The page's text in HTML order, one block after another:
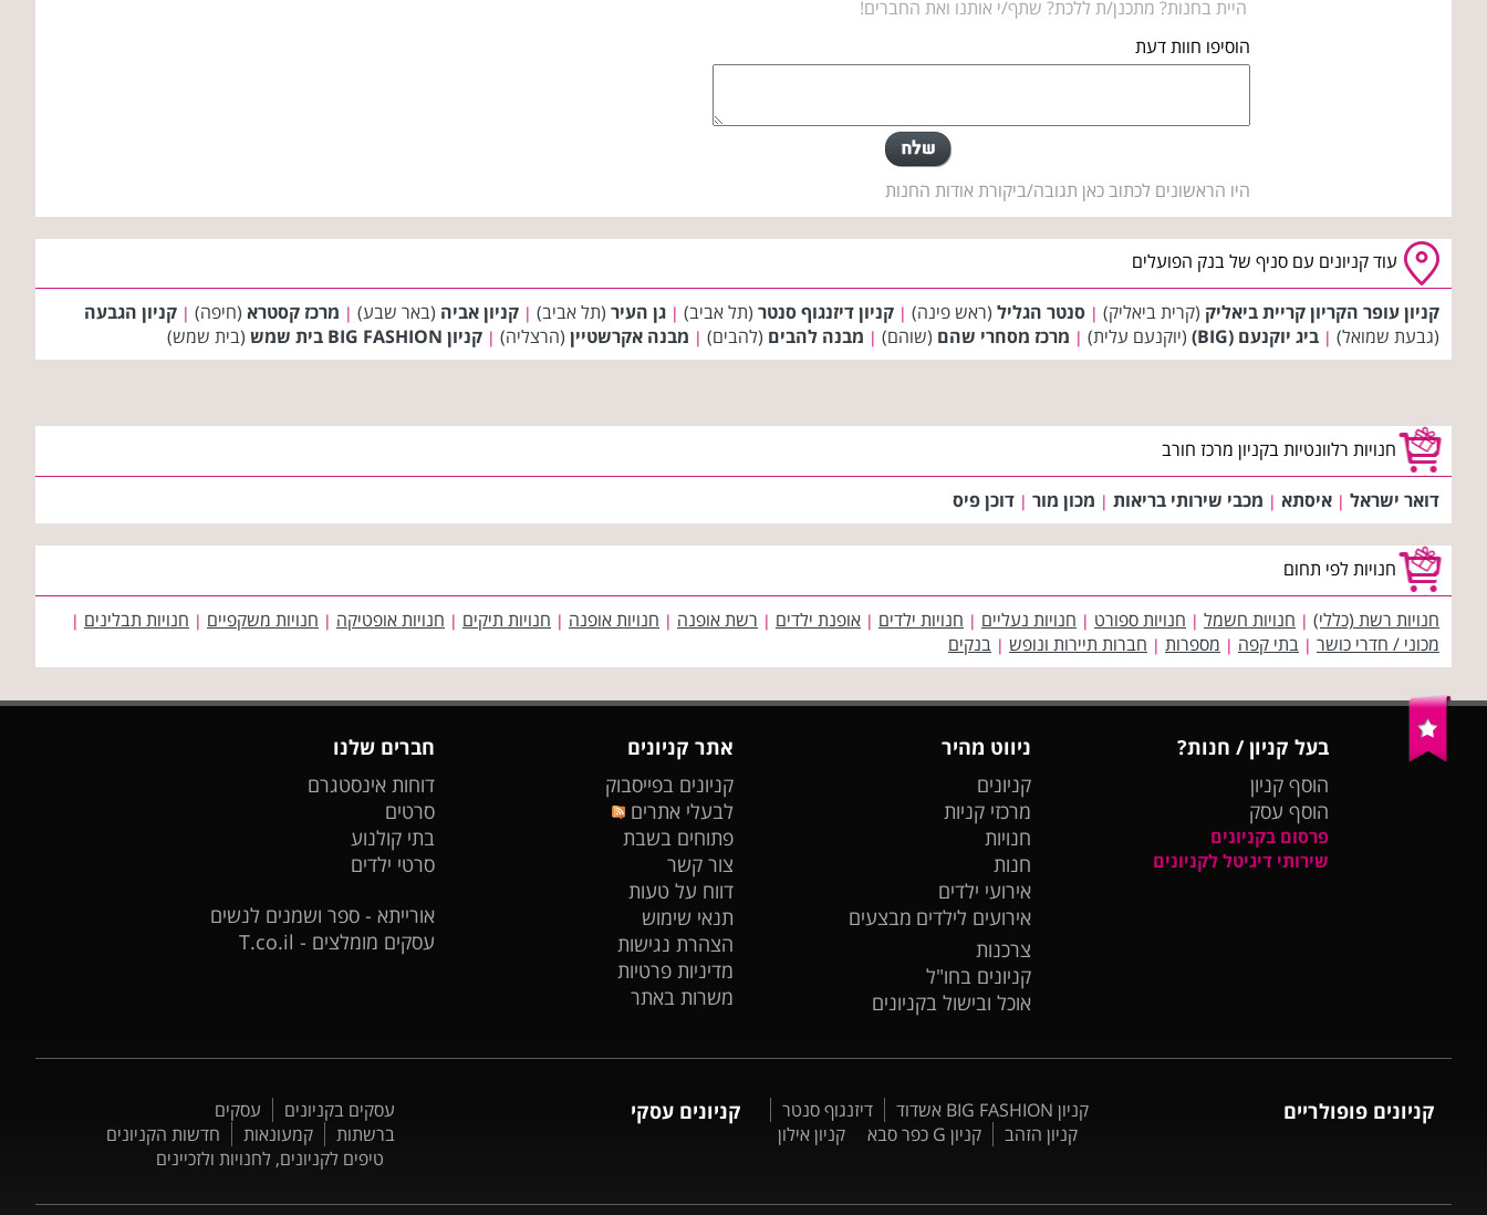
היית בחנות? מתכנן/ת ללכת? שתף/י אותנו ואת החברים!
הוסיפו חוות דעת
היו הראשונים לכתוב כאן תגובה/ביקורת אודות החנות
עוד קניונים עם סניף של בנק הפועלים
קניון עופר הקריון קריית ביאליק (קרית ביאליק) | סנטר הגליל (ראש פינה) | קניון דיזנגוף סנטר (תל אביב) | גן העיר (תל אביב) | קניון אביה (באר שבע) | מרכז קסטרא (חיפה) | קניון הגבעה
(גבעת שמואל) | ביג יוקנעם (BIG) (יוקנעם עלית) | מרכז מסחרי שהם (שוהם) | מבנה להבים (להבים) | מבנה אקרשטיין (הרצליה) | קניון BIG FASHION בית שמש (בית שמש)
חנויות רלוונטיות בקניון מרכז חורב
דואר ישראל | איסתא | מכבי שירותי בריאות | מכון מור | דוכן פיס
חנויות לפי תחום
חנויות רשת (כללי) | חנויות חשמל | חנויות ספורט | חנויות נעליים | חנויות ילדים | אופנת ילדים | רשת אופנה | חנויות אופנה | חנויות תיקים | חנויות אופטיקה | חנויות משקפיים | חנויות תבלינים |
מכוני / חדרי כושר | בתי קפה | מספרות | חברות תיירות ונופש | בנקים
בעל קניון / חנות?
הוסף קניון
הוסף עסק
פרסום בקניונים
שירותי דיגיטל לקניונים
ניווט מהיר
קניונים
מרכזי קניות
חנויות
חנות
אירועי ילדים
אירועים לילדים מבצעים
צרכנות
קניונים בחו"ל
אוכל ובישול בקניונים
אתר קניונים
קניונים בפייסבוק
לבעלי אתרים
פתוחים בשבת
צור קשר
דווח על טעות
תנאי שימוש
הצהרת נגישות
מדיניות פרטיות
משרות באתר
חברים שלנו
דוחות אינסטגרם
סרטים
בתי קולנוע
סרטי ילדים
אורייתא - ספר ושמנים לנשים
עסקים מומלצים - T.co.il
קניונים פופולריים קניון BIG FASHION אשדוד
דיזנגוף סנטר
קניון הזהב
קניון G כפר סבא קניון אילון
קניונים עסקי עסקים בקניונים
עסקים
ברשתות
קמעונאות
חדשות הקניונים
טיפים לקניונים, לחנויות ולזכיינים